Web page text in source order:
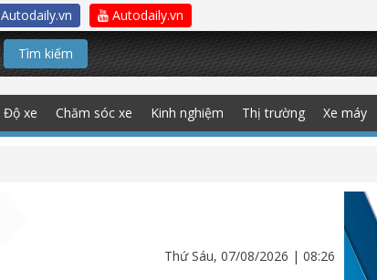
Autodaily.vn Autodaily.vn
Tìm kiếm
Độ xe Chăm sóc xe Kinh nghiệm Thị trường Xe máy
Thứ Sáu, 07/08/2026 | 08:26